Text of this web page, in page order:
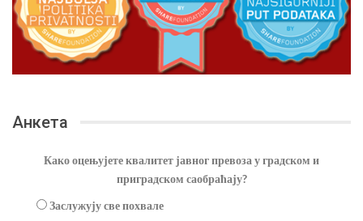
Анкета
Како оцењујете квалитет јавног превоза у градском и
приградском саобраћају?
Заслужују све похвале